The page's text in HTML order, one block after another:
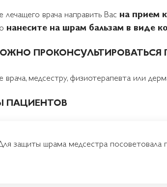
лечащего врача направить Вас на прием
нанесите на шрам бальзам в виде
врача, медсестру, физиотерапевта или
ПАЦИЕНТОВ
защиты шрама медсестра